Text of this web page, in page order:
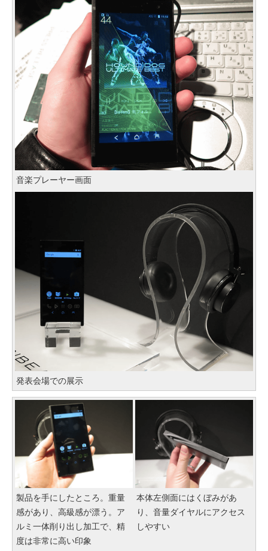
音楽プレーヤー画面
発表会場での展示
製品を手にしたところ。重量
感があり、高級感が漂う。ア
ルミ一体削り出し加工で、精
度は非常に高い印象
本体左側面にはくぼみがあ
り、音量ダイヤルにアクセス
しやすい